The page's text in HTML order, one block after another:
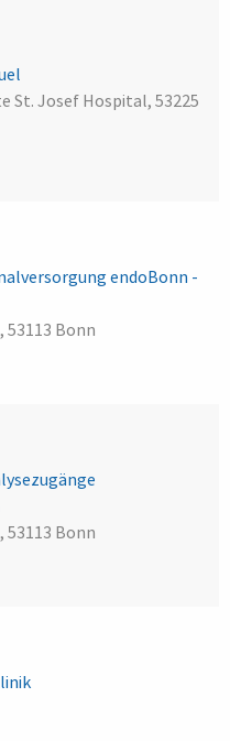
St. Josef Hospital, 53225
endoBonn -
Bonn
Bonn